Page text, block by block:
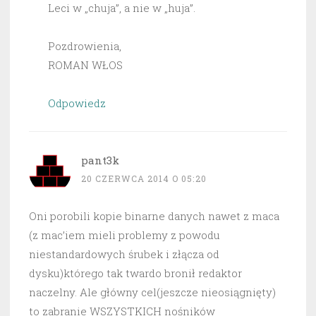
Leci w „chuja”, a nie w „huja”.
Pozdrowienia,
ROMAN WŁOS
Odpowiedz
pant3k
20 CZERWCA 2014 O 05:20
Oni porobili kopie binarne danych nawet z maca
(z mac’iem mieli problemy z powodu
niestandardowych śrubek i złącza od
dysku)którego tak twardo bronił redaktor
naczelny. Ale główny cel(jeszcze nieosiągnięty)
to zabranie WSZYSTKICH nośników